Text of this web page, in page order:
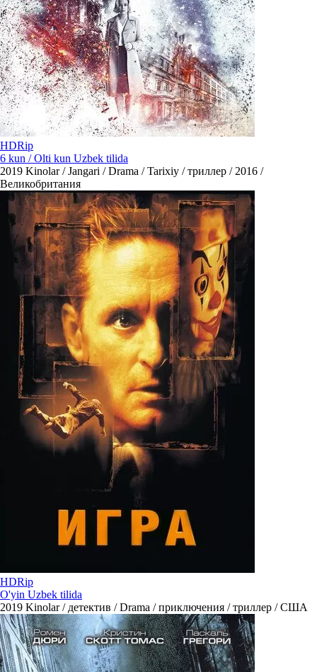
HDRip
6 kun / Olti kun Uzbek tilida
2019 Kinolar / Jangari / Drama / Tarixiy / триллер / 2016 /
Великобритания
HDRip
O'yin Uzbek tilida
2019 Kinolar / детектив / Drama / приключения / триллер / США